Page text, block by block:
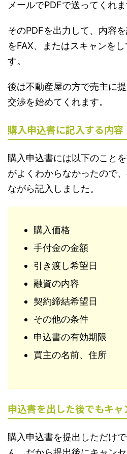
メールでPDFで送ってくれま
そのPDFを出力して、内容
をFAX、またはスキャンを
す。
後は不動産屋の方で売主に
交渉を始めてくれます。
購入申込書に記入する内容
購入申込書には以下のこと
がよくわからなかったので
ながら記入しました。
購入価格
手付金の金額
引き渡し希望日
融資の内容
契約締結希望日
その他の条件
申込書の有効期限
買主の名前、住所
申込書を出した後でもキャ
購入申込書を提出しただけ